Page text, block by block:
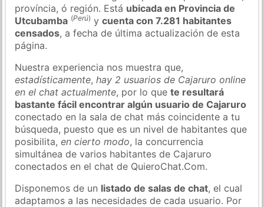
província, ó región. Está ubicada en Provincia de
Utcubamba (Perú) ycuenta con 7.281 habitantes
censados, a fecha de última actualización de esta
página.
Nuestra experiencia nos muestra que,
estadísticamente,hay 2 usuarios de Cajaruro online
en el chat actualmente, por lo quete resultará
bastante fácil encontrar algún usuario de Cajaruro
conectado en la sala de chat más coincidente a tu
búsqueda, puesto que es un nivel de habitantes que
posibilita,en cierto modo, la concurrencia
simultánea de varios habitantes de Cajaruro
conectados en el chat de QuieroChat.Com.
Disponemos de un listado de salas de chat, el cual
adaptamos a las necesidades de cada usuario. Por